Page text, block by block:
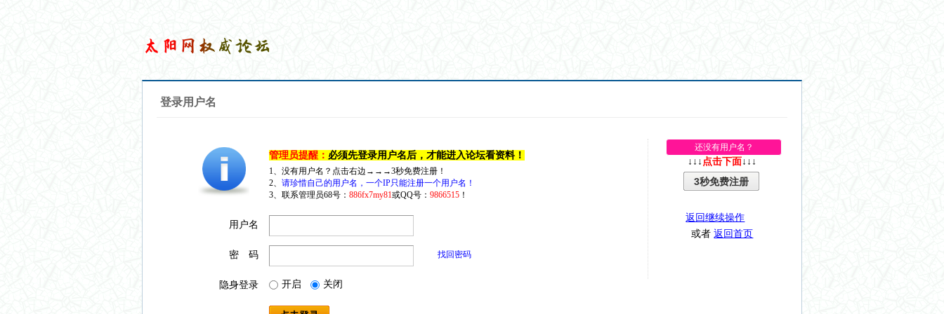
登录用户名
管理员提醒： 必须先登录用户名后，才能进入论坛看资料！
1、没有用户名？点击右边→→→3秒免费注册！
2、 请珍惜自己的用户名，一个IP只能注册一个用户名！
3、联系管理员68号： 886fx7my81或QQ号： 9866515！
用户名
密 码 找回密码
隐身登录 开启 关闭
还没有用户名？
↓↓↓ 点击下面 ↓↓↓
3秒免费注册
返回继续操作
或者返回首页